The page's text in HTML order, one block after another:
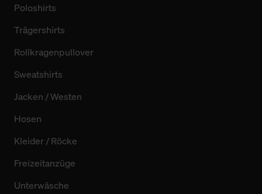
Poloshirts
Trägershirts
Rollkragenpullover
Sweatshirts
Jacken / Westen
Hosen
Kleider / Röcke
Freizeitanzüge
Unterwäsche